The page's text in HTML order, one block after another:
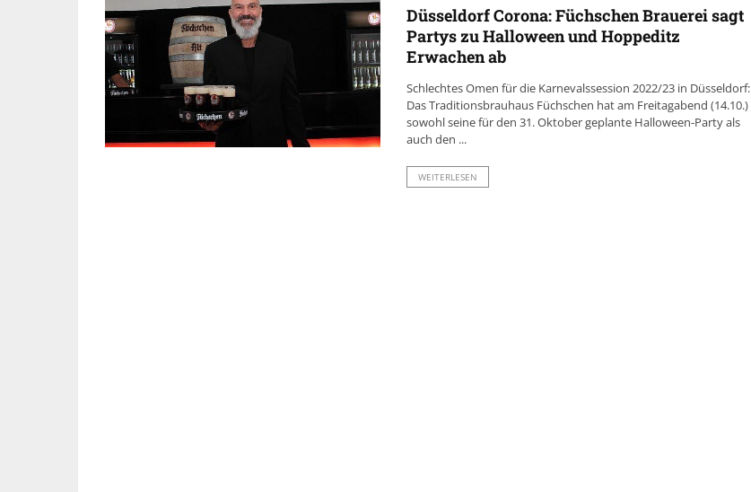
Düsseldorf Corona: Füchschen Brauerei sagt
Partys zu Halloween und Hoppeditz
Erwachen ab
Schlechtes Omen für die Karnevalssession 2022/23 in Düsseldorf:
Das Traditionsbrauhaus Füchschen hat am Freitagabend (14.10.)
sowohl seine für den 31. Oktober geplante Halloween-Party als
auch den ...
WEITERLESEN